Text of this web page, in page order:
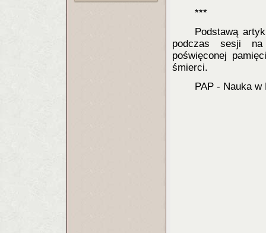
***
Podstawą
podczas sesji na
poświęconej
śmierci.
PAP - Nauka w